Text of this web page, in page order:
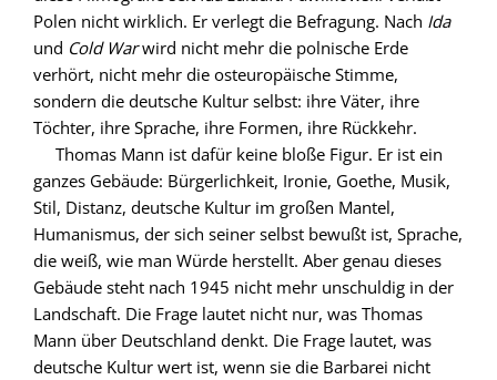
Polen nicht wirklich. Er verlegt die Befragung. Nach Ida
und Cold Warwird nicht mehr die polnische Erde
verhört, nicht mehr die osteuropäische Stimme,
sondern die deutsche Kultur selbst: ihre Väter, ihre
Töchter, ihre Sprache, ihre Formen, ihre Rückkehr.
Thomas Mann ist dafür keine bloße Figur. Er ist ein
ganzes Gebäude: Bürgerlichkeit, Ironie, Goethe, Musik,
Stil, Distanz, deutsche Kultur im großen Mantel,
Humanismus, der sich seiner selbst bewußt ist, Sprache,
die weiß, wie man Würde herstellt. Aber genau dieses
Gebäude steht nach 1945 nicht mehr unschuldig in der
Landschaft. Die Frage lautet nicht nur, was Thomas
Mann über Deutschland denkt. Die Frage lautet, was
deutsche Kultur wert ist, wenn sie die Barbarei nicht